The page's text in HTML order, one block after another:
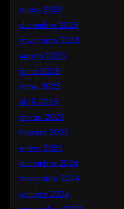
enero 2026
diciembre 2025
noviembre 2025
agosto 2025
junio 2025
mayo 2025
abril 2025
marzo 2025
febrero 2025
enero 2025
diciembre 2024
noviembre 2024
octubre 2024